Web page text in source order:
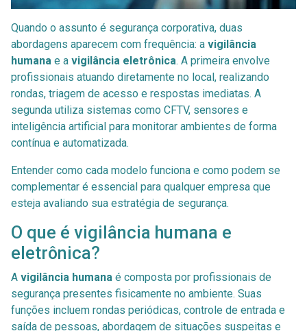
Quando o assunto é segurança corporativa, duas
abordagens aparecem com frequência: a vigilância
humana e a vigilância eletrônica. A primeira envolve
profissionais atuando diretamente no local, realizando
rondas, triagem de acesso e respostas imediatas. A
segunda utiliza sistemas como CFTV, sensores e
inteligência artificial para monitorar ambientes de forma
contínua e automatizada.
Entender como cada modelo funciona e como podem se
complementar é essencial para qualquer empresa que
esteja avaliando sua estratégia de segurança.
O que é vigilância humana e
eletrônica?
A vigilância humana é composta por profissionais de
segurança presentes fisicamente no ambiente. Suas
funções incluem rondas periódicas, controle de entrada e
saída de pessoas, abordagem de situações suspeitas e